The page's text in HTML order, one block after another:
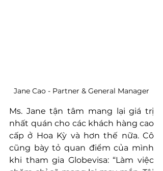
Jane Cao - Partner & General Manager
Ms. Jane tận tâm mang lại giá trị
nhất quán cho các khách hàng cao
cấp ở Hoa Kỳ và hơn thế nữa. Cô
cũng bày tỏ quan điểm của mình
khi tham gia Globevisa: “Làm việc